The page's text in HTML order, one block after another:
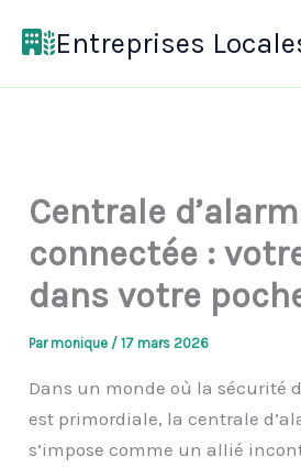
Entreprises
Centrale
connectée :
dans votre
Parmonique /17 mars 2026
Dans un monde où la sécurité
est primordiale, la centrale
s’impose comme un allié